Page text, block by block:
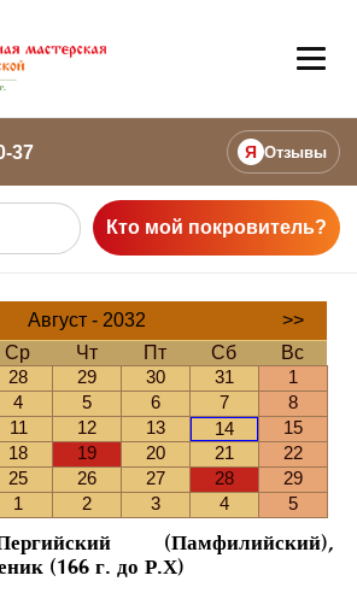
37 Я Отзывы
Кто мой покровитель?
Август - 2032
>>
Ср Чт Пт Сб
Вс
28 29 30 31
1
4 5 6 7
8
11 12 13 14
15
18 19 20 21
22
25 26 27 28
29
1 2 3 4 5
(Памфилийский),
(166 г. до Р.Х)